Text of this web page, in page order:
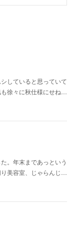
していると思っていて
も徐々に秋仕様にせね…
。年末まであっという
美容室、じゃらんじ…